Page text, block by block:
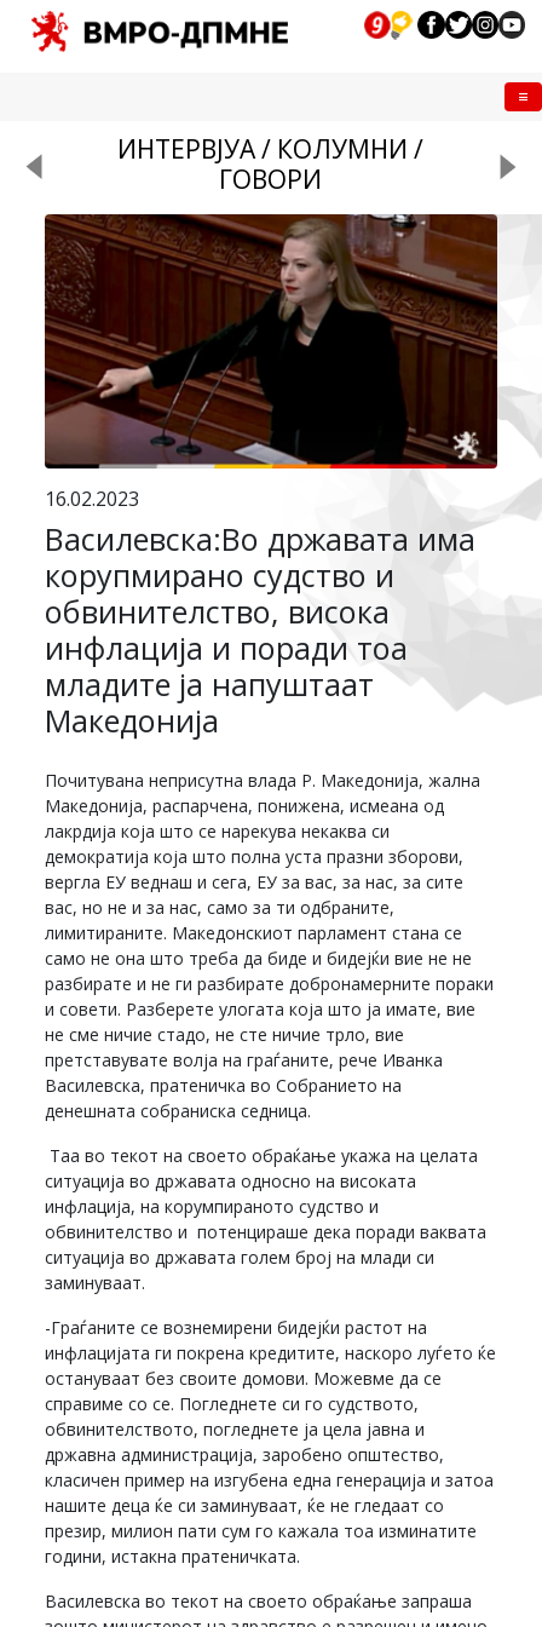
ИНТЕРВЈУА / КОЛУМНИ /
ГОВОРИ
16.02.2023
Василевска:Во државата има
корупмирано судство и
обвинителство, висока
инфлација и поради тоа
младите ја напуштаат
Македонија
Почитувана неприсутна влада Р. Македонија, жална
Македонија, распарчена, понижена, исмеана од
лакрдија која што се нарекува некаква си
демократија која што полна уста празни зборови,
вергла ЕУ веднаш и сега, ЕУ за вас, за нас, за сите
вас, но не и за нас, само за ти одбраните,
лимитираните. Македонскиот парламент стана се
само не она што треба да биде и бидејќи вие не не
разбирате и не ги разбирате добронамерните пораки
и совети. Разберете улогата која што ја имате, вие
не сме ничие стадо, не сте ничие трло, вие
претставувате волја на граѓаните, рече Иванка
Василевска, пратеничка во Собранието на
денешната собраниска седница.
Таа во текот на своето обраќање укажа на целата
ситуација во државата односно на високата
инфлација, на корумпираното судство и
обвинителство и потенцираше дека поради ваквата
ситуација во државата голем број на млади си
заминуваат.
-Граѓаните се вознемирени бидејќи растот на
инфлацијата ги покрена кредитите, наскоро луѓето ќе
остануваат без своите домови. Можевме да се
справиме со се. Погледнете си го судството,
обвинителството, погледнете ја цела јавна и
државна администрација, заробено општество,
класичен пример на изгубена една генерација и затоа
нашите деца ќе си заминуваат, ќе не гледаат со
презир, милион пати сум го кажала тоа изминатите
години, истакна пратеничката.
Василевска во текот на своето обраќање запраша